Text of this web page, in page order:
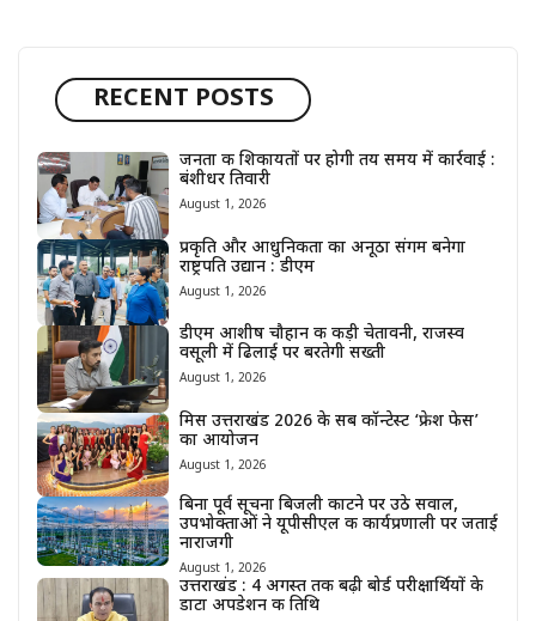
RECENT POSTS
जनता की शिकायतों पर होगी तय समय में कार्रवाई :
बंशीधर तिवारी
August 1, 2026
प्रकृति और आधुनिकता का अनूठा संगम बनेगा
राष्ट्रपति उद्यान : डीएम
August 1, 2026
डीएम आशीष चौहान की कड़ी चेतावनी, राजस्व
वसूली में ढिलाई पर बरतेगी सख्ती
August 1, 2026
मिस उत्तराखंड 2026 के सब कॉन्टेस्ट ‘फ्रेश फेस’
का आयोजन
August 1, 2026
बिना पूर्व सूचना बिजली काटने पर उठे सवाल,
उपभोक्ताओं ने यूपीसीएल की कार्यप्रणाली पर जताई
नाराजगी
August 1, 2026
उत्तराखंड : 4 अगस्त तक बढ़ी बोर्ड परीक्षार्थियों के
डाटा अपडेशन की तिथि